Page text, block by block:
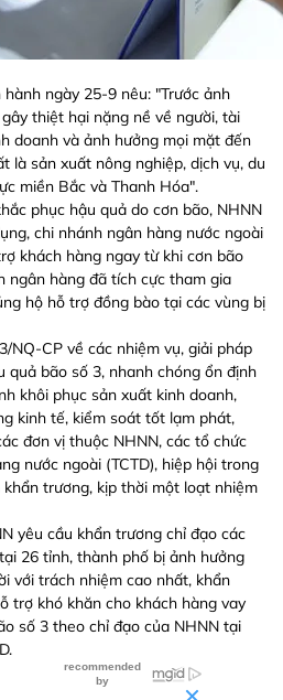
ngày 25-9 nêu: "Trước ảnh
thiệt hại nặng nề về người, tài
doanh và ảnh hưởng mọi mặt đến
là sản xuất nông nghiệp, dịch vụ, du
miền Bắc và Thanh Hóa".
phục hậu quả do cơn bão, NHNN
chi nhánh ngân hàng nước ngoài
khách hàng ngay từ khi cơn bão
ngân hàng đã tích cực tham gia
hộ hỗ trợ đồng bào tại các vùng bị
NQ-CP về các nhiệm vụ, giải pháp
quả bão số 3, nhanh chóng ổn định
khôi phục sản xuất kinh doanh,
kinh tế, kiểm soát tốt lạm phát,
đơn vị thuộc NHNN, các tổ chức
nước ngoài (TCTD), hiệp hội trong
trương, kịp thời một loạt nhiệm
yêu cầu khẩn trương chỉ đạo các
26 tỉnh, thành phố bị ảnh hưởng
với trách nhiệm cao nhất, khẩn
trợ khó khăn cho khách hàng vay
số 3 theo chỉ đạo của NHNN tại